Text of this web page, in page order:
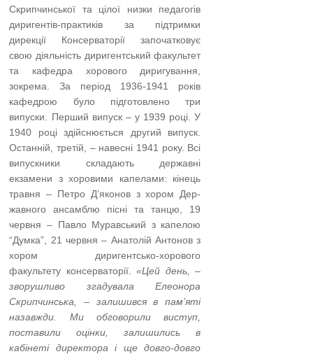
Скрипчинської та цілої низки педагогів
диригентів-практиків за підтримки
дирекції Консерваторії започатковує
свою діяльність диригентський факультет
та кафедра хорового диригування,
зокрема. За період 1936-1941 років
кафедрою було підготовлено три
випуски. Перший випуск – у 1939 році. У
1940 році здійснюється другий випуск.
Остан­ній, третій, – навесні 1941 року. Всі
випускники складають державні
екзамени з хоровими ка­пелами: кінець
травня – Петро Д’яконов з хором Дер­
жавного ансамблю пісні та танцю, 19
червня – Павло Муравський з капелою
“Думка”, 21 червня – Анатолій Антонов з
хором диригентсь­ко-хорового
факультету консерваторії.«Цей день, –
зворушливо згадувала Елеонора
Скрипчинська, – залишився в пам’яті
назавжди. Ми обго­ворили виступ,
поставили оцінки, залишились в
кабінеті директора і ще довго-довго